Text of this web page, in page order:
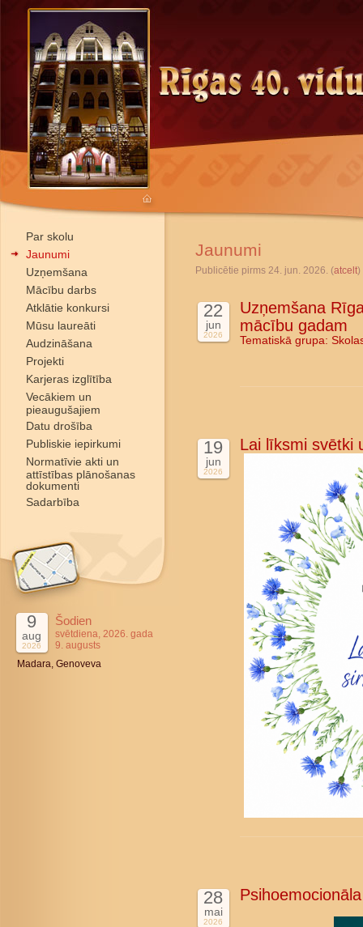
Par skolu
Jaunumi
Uzņemšana
Mācību darbs
Atklātie konkursi
Mūsu laureāti
Audzināšana
Projekti
Karjeras izglītība
Vecākiem un
pieaugušajiem
Datu drošība
Publiskie iepirkumi
Normatīvie akti un
attīstības plānošanas
dokumenti
Sadarbība
9
aug
2026
Šodien
svētdiena, 2026. gada
9. augusts
Madara, Genoveva
Jaunumi
Publicētie pirms 24. jun. 2026. (atcelt)
22
jun
2026
Uzņemšana
mācību gadam
Tematiskā grupa:
19
jun
2026
Lai līksmi svētki
28
mai
2026